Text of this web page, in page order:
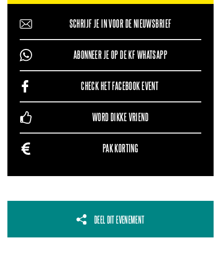
SCHRIJF JE IN VOOR DE NIEUWSBRIEF
ABONNEER JE OP DE KF WHATSAPP
CHECK HET FACEBOOK EVENT
WORD DIKKE VRIEND
PAK KORTING
DEEL DIT EVENEMENT